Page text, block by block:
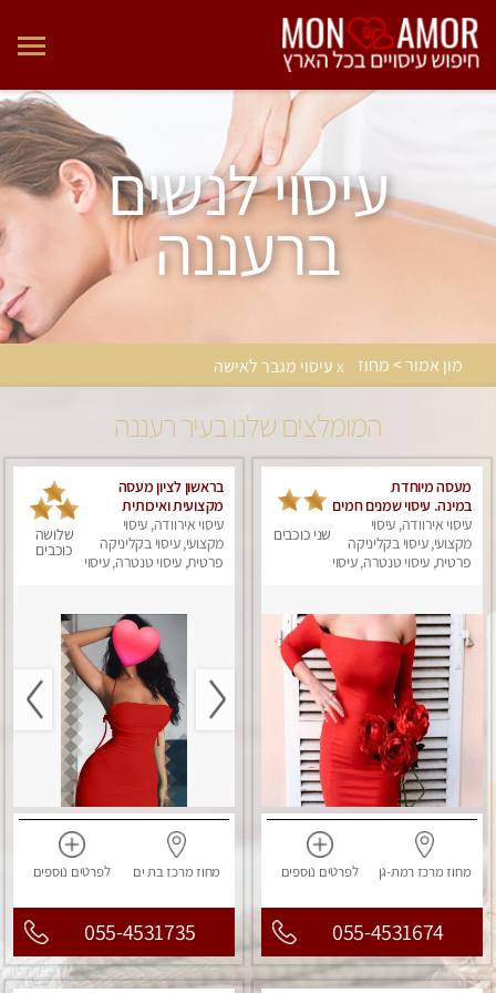
עיסוי לנשים
ברעננה
מון אמור > מחוז x עיסוי מגבר לאישה
המומלצים שלנו בעיר רעננה
מעסה מיוחדת
במינה. עיסוי שמנים חמים
עיסוי אירוודה, עיסוי
מקצועי, עיסוי בקליניקה
פרטית, עיסוי טנטרה, עיסוי
שני כוכבים
מחוז מרכז רמת-גן לפרטים נוספים
055-4531674
בראשון לציון מעסה
מקצועית ואיכותית
פרטי!!! ללא מין !!
עיסוי אירוודה, עיסוי
מקצועי, עיסוי בקליניקה
פרטית, עיסוי טנטרה, עיסוי
שלושה
כוכבים
מחוז מרכזבת ים לפרטים נוספים
055-4531735